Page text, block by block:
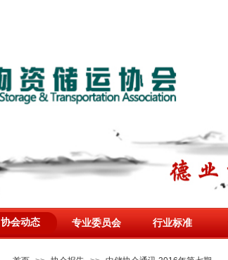
协会动态 专业委员会 行业标准